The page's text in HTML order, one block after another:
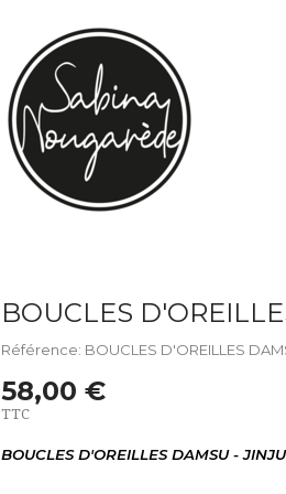
BOUCLES
Référence: BOUCLES D'OREILLES
58,00 €
TTC
BOUCLES D'OREILLES DAMSU -